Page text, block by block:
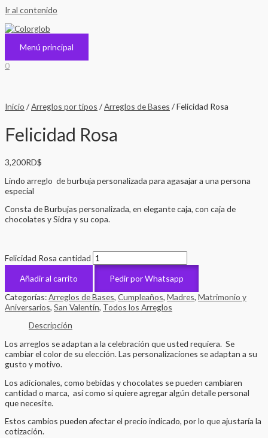
Ir al contenido
Menú principal
0
Inicio /Arreglos por tipos /Arreglos de Bases / Felicidad Rosa
Felicidad Rosa
3,200RD$
Lindo arreglo de burbuja personalizada para agasajar a una persona
especial
Consta de Burbujas personalizada, en elegante caja, con caja de
chocolates y Sidra y su copa.
Felicidad Rosa cantidad
Añadir al carrito
Pedir por Whatsapp
Categorías:Arreglos de Bases, Cumpleaños, Madres, Matrimonio y
Aniversarios, San Valentín, Todos los Arreglos
Descripción
Los arreglos se adaptan a la celebración que usted requiera. Se
cambiar el color de su elección. Las personalizaciones se adaptan a su
gusto y motivo.
Los adicionales, como bebidas y chocolates se pueden cambiaren
cantidad o marca, así como si quiere agregar algún detalle personal
que necesite.
Estos cambios pueden afectar el precio indicado, por lo que ajustaría la
cotización.